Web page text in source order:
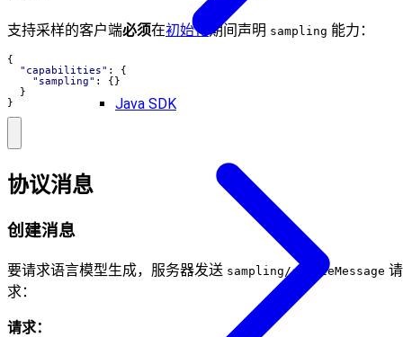
Java SDK
支持采样的客户端必须在初始化 期间声明 sampling 能力：
{
"capabilities" :
{
"sampling" :
{}
}
}
协议消息
创建消息
要请求语言模型生成，服务器发送 sampling/createMessage 请
求：
请求：